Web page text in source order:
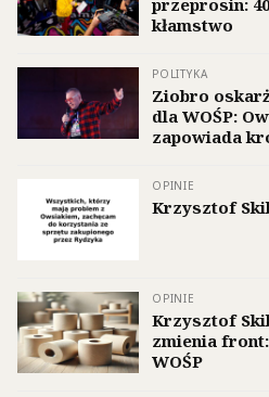
kłamstwo
POLITYKA
Ziobro
dla WOŚP:
zapowiada
OPINIE
Krzysztof
OPINIE
Krzysztof
zmienia front:
WOŚP